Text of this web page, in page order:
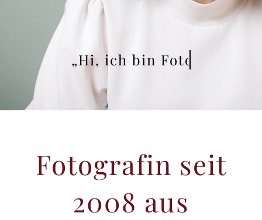
„Hi, ich bin
Fotografin seit
2008 aus